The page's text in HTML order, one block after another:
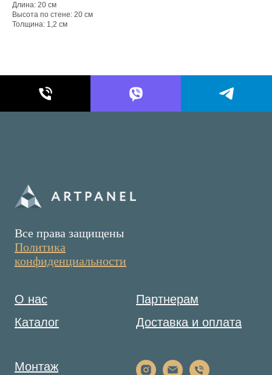
Длина: 20 см
Высота по стене: 20 см
Толщина: 1,2 см
Все права защищены
Политика
конфиденциальности
О нас
Каталог
Партнерам
Доставка и оплата
Монтаж